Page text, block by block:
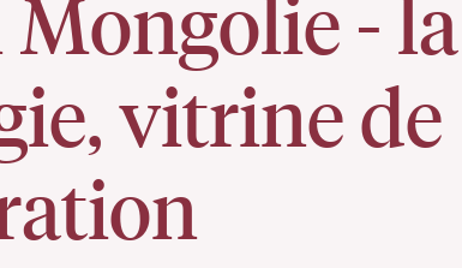
- la
vitrine de